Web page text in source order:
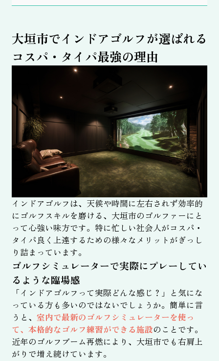
大垣市でインドアゴルフが選ばれる
コスパ・タイパ最強の理由
インドアゴルフは、天候や時間に左右されず効率的
にゴルフスキルを磨ける、大垣市のゴルファーにと
って心強い味方です。特に忙しい社会人がコスパ・
タイパ良く上達するための様々なメリットがぎっし
り詰まっています。
ゴルフシミュレーターで実際にプレーしてい
るような臨場感
「インドアゴルフって実際どんな感じ？」と気にな
っている方も多いのではないでしょうか。簡単に言
うと、 室内で最新のゴルフシミュレーターを使っ
て、本格的なゴルフ練習ができる施設のことです。
近年のゴルフブーム再燃により、大垣市でも右肩上
がりで増え続けています。